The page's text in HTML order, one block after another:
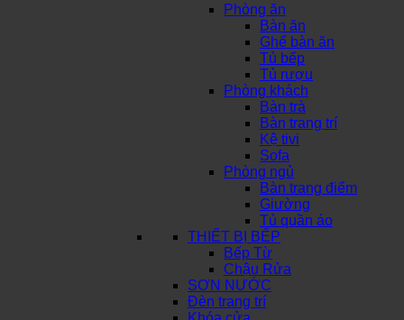
Phòng ăn
Bàn ăn
Ghế bàn ăn
Tủ bếp
Tủ rượu
Phòng khách
Bàn trà
Bàn trang trí
Kệ tivi
Sofa
Phòng ngủ
Bàn trang điểm
Giường
Tủ quần áo
THIẾT BỊ BẾP
Bếp Từ
Chậu Rửa
SƠN NƯỚC
Đèn trang trí